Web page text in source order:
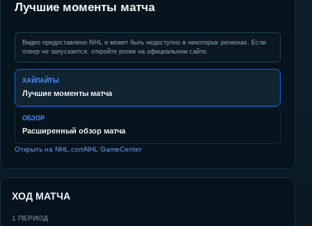
Лучшие моменты матча
Видео предоставлено NHL и может быть недоступно в некоторых регионах. Если
плеер не запускается, откройте ролик на официальном сайте.
ХАЙЛАЙТЫ
Лучшие моменты матча
ОБЗОР
Расширенный обзор матча
Открыть на NHL.comNHL GameCenter
ХОД МАТЧА
1 ПЕРИОД